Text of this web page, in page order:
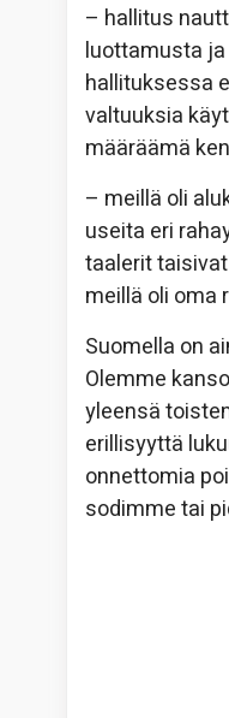
– hallitus
luottamusta
hallituksessa
valtuuksia
määräämä
– meillä oli
useita eri
taalerit
meillä oli oma
Suomella on
Olemme
yleensä
erillisyyttä
onnettomia
sodimme tai